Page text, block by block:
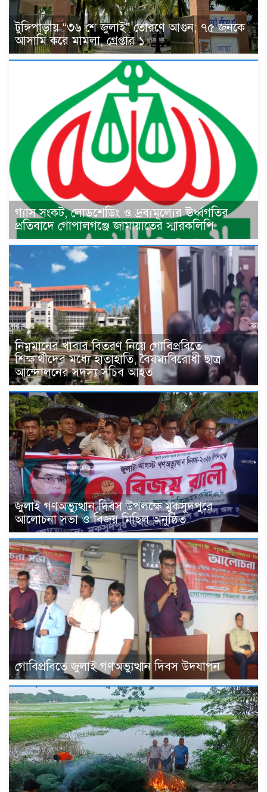
টুঙ্গিপাড়ায় “৩৬ শে জুলাই” তোরণে আগুন; ৭৫ জনকে
আসামি করে মামলা, গ্রেপ্তার ১
গ্যাস সংকট, লোডশেডিং ও দ্রব্যমূল্যের ঊর্ধ্বগতির
প্রতিবাদে গোপালগঞ্জে জামায়াতের স্মারকলিপি
নিম্নমানের খাবার বিতরণ নিয়ে গোবিপ্রবিতে
শিক্ষার্থীদের মধ্যে হাতাহাতি, বৈষম্যবিরোধী ছাত্র
আন্দোলনের সদস্য সচিব আহত
জুলাই গণঅভ্যুত্থান দিবস উপলক্ষে মুকসুদপুরে
আলোচনা সভা ও বিজয় মিছিল অনুষ্ঠিত
গোবিপ্রবিতে জুলাই গণঅভ্যুত্থান দিবস উদযাপন